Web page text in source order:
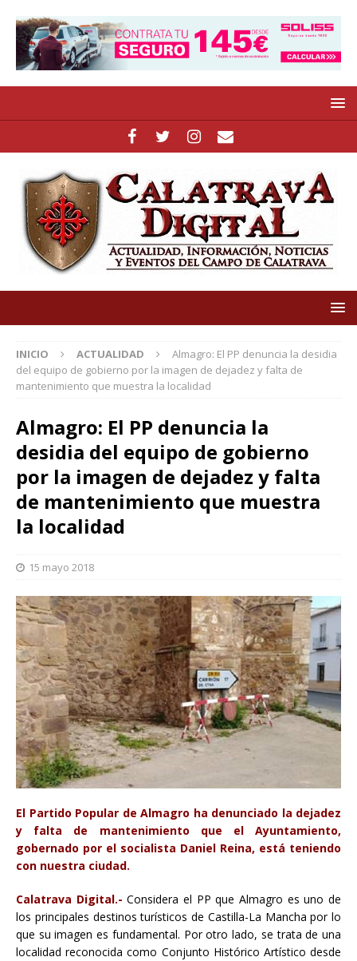
INICIO ACTUALIDAD
Almagro: El PP denuncia la desidia
del equipo de gobierno por la imagen de dejadez y falta de
mantenimiento que muestra la localidad
Almagro: El PP denuncia la
desidia del equipo de gobierno
por la imagen de dejadez y falta
de mantenimiento que muestra
la localidad
15 mayo 2018
El Partido Popular de Almagro ha denunciado la dejadez
y falta de mantenimiento que el Ayuntamiento,
gobernado por el socialista Daniel Reina, está teniendo
con nuestra ciudad.
Calatrava Digital.- Considera el PP que Almagro es uno de
los principales destinos turísticos de Castilla-La Mancha por lo
que su imagen es fundamental. Por otro lado, se trata de una
localidad reconocida como Conjunto Histórico Artístico desde